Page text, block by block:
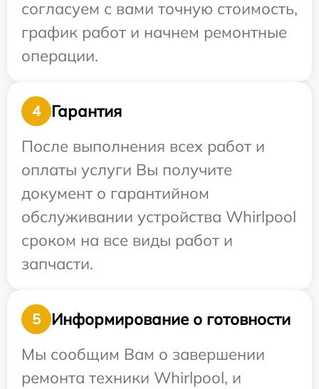
согласуем с вами точную стоимость,
график работ и начнем ремонтные
операции.
4
Гарантия
После выполнения всех работ и
оплаты услуги Вы получите
документ о гарантийном
обслуживании устройства Whirlpool
сроком на все виды работ и
запчасти.
5
Информирование о готовности
Мы сообщим Вам о завершении
ремонта техники Whirlpool, и